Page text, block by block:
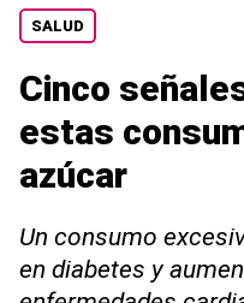
SALUD
Cinco
estas
azúcar
Un consumo
en diabetes y